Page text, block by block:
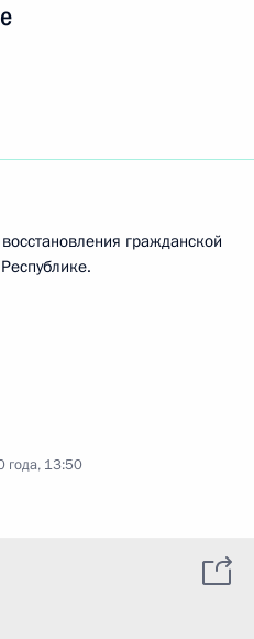
гражданской
года, 13:50